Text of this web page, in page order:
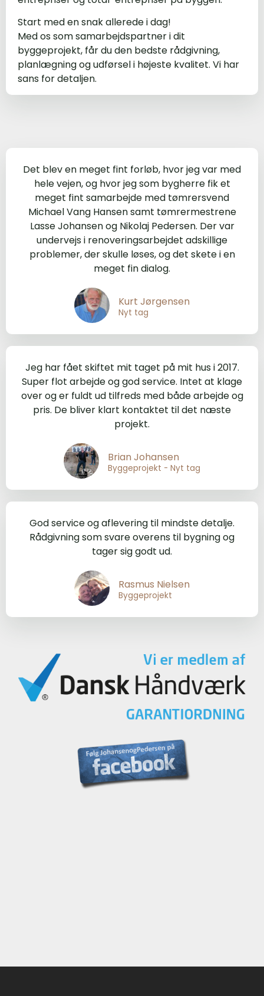
Start med en snak allerede i dag!
Med os som samarbejdspartner i dit
byggeprojekt, får du den bedste rådgivning,
planlægning og udførsel i højeste kvalitet. Vi har
sans for detaljen.
Det blev en meget fint forløb, hvor jeg var med
hele vejen, og hvor jeg som bygherre fik et
meget fint samarbejde med tømrersvend
Michael Vang Hansen samt tømrermestrene
Lasse Johansen og Nikolaj Pedersen. Der var
undervejs i renoveringsarbejdet adskillige
problemer, der skulle løses, og det skete i en
meget fin dialog.
Kurt Jørgensen
Nyt tag
Jeg har fået skiftet mit taget på mit hus i 2017.
Super flot arbejde og god service. Intet at klage
over og er fuldt ud tilfreds med både arbejde og
pris. De bliver klart kontaktet til det næste
projekt.
Brian Johansen
Byggeprojekt - Nyt tag
God service og aflevering til mindste detalje.
Rådgivning som svare overens til bygning og
tager sig godt ud.
Rasmus Nielsen
Byggeprojekt